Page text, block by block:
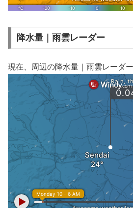
降水量｜雨雲レーダー
現在、周辺の降水量｜雨雲レーダ